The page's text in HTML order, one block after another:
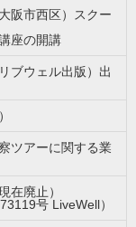
阪市西区）スクー
座の開講
ブウェル出版）出
ツアーに関する業
在廃止）
号 LiveWell）